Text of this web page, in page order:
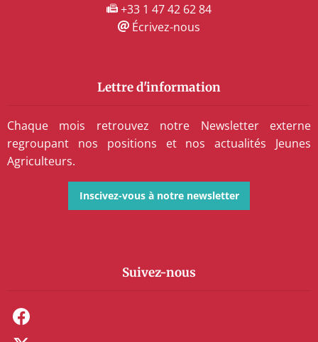
+33 1 47 42 62 84
Écrivez-nous
Lettre d'information
Chaque mois retrouvez notre Newsletter externe
regroupant nos positions et nos actualités Jeunes
Agriculteurs.
Inscivez-vous à notre newsletter
Suivez-nous